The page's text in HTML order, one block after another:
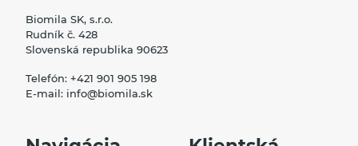
Biomila SK, s.r.o.
Rudník č. 428
Slovenská republika 90623
Telefón: +421 901 905 198
E-mail: info@biomila.sk